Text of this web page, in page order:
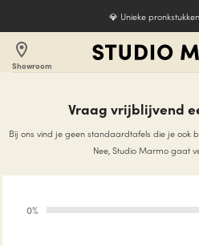
inhoud
💎 Unieke
location_on
Showroom
Vraag vrijblijvend
Bij ons vind je geen standaardtafels die je ook
Nee, Studio Marmo gaat
0%